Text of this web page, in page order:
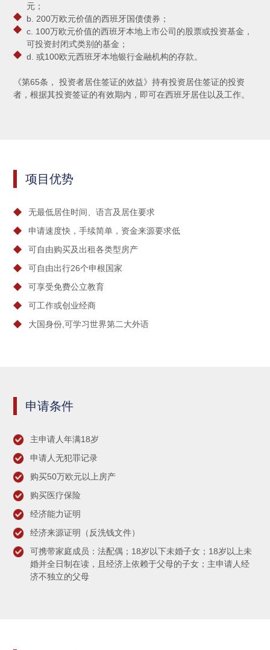
元；
b. 200万欧元价值的西班牙国债债券；
c. 100万欧元价值的西班牙本地上市公司的股票或投资基金，
可投资封闭式类别的基金；
d. 或100欧元西班牙本地银行金融机构的存款。
《第65条， 投资者居住签证的效益》持有投资居住签证的投资
者，根据其投资签证的有效期内，即可在西班牙居住以及工作。
项目优势
无最低居住时间、语言及居住要求
申请速度快，手续简单，资金来源要求低
可自由购买及出租各类型房产
可自由出行26个申根国家
可享受免费公立教育
可工作或创业经商
大国身份,可学习世界第二大外语
申请条件
主申请人年满18岁
申请人无犯罪记录
购买50万欧元以上房产
购买医疗保险
经济能力证明
经济来源证明（反洗钱文件）
可携带家庭成员：法配偶；18岁以下未婚子女；18岁以上未
婚并全日制在读，且经济上依赖于父母的子女；主申请人经
济不独立的父母